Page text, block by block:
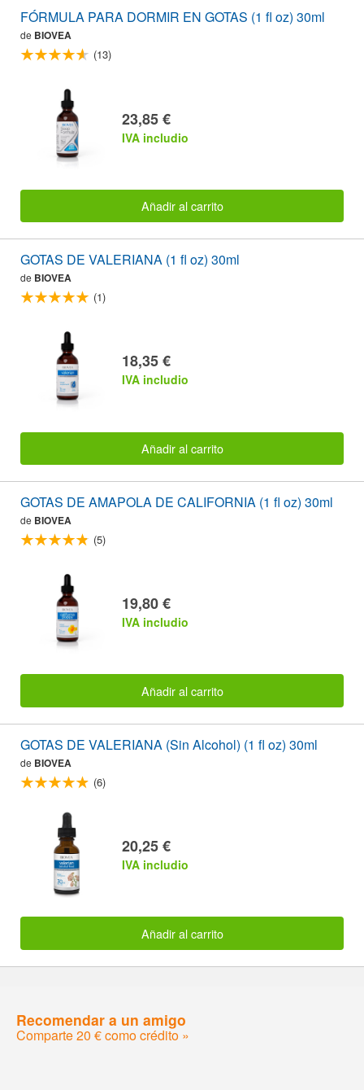
FÓRMULA PARA DORMIR EN GOTAS (1 fl oz) 30ml
de BIOVEA
(13)
23,85 €
IVA includio
Añadir al carrito
GOTAS DE VALERIANA (1 fl oz) 30ml
de BIOVEA
(1)
18,35 €
IVA includio
Añadir al carrito
GOTAS DE AMAPOLA DE CALIFORNIA (1 fl oz) 30ml
de BIOVEA
(5)
19,80 €
IVA includio
Añadir al carrito
GOTAS DE VALERIANA (Sin Alcohol) (1 fl oz) 30ml
de BIOVEA
(6)
20,25 €
IVA includio
Añadir al carrito
Recomendar a un amigo
Comparte 20 € como crédito »